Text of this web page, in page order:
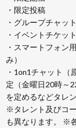
・限定投稿
・グループチャット
・イベントチケッ
・スマートフォン
み）
・1on1チャット
定（金曜日20時～
を定めるなどタレ
※タレント及びコ
も異なります。 ※